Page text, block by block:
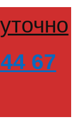
67